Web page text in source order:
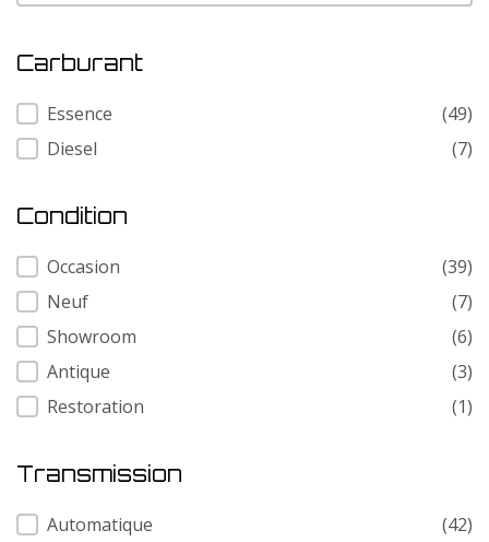
Carburant
Carburant
Essence
(49)
Diesel
(7)
Condition
Condition
Occasion
(39)
Neuf
(7)
Showroom
(6)
Antique
(3)
Restoration
(1)
Transmission
Transmission
Automatique
(42)